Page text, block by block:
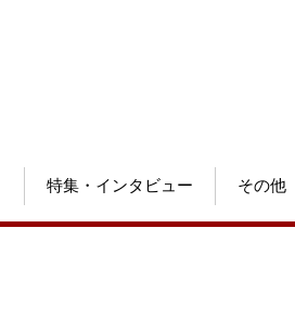
特集・インタビュー その他